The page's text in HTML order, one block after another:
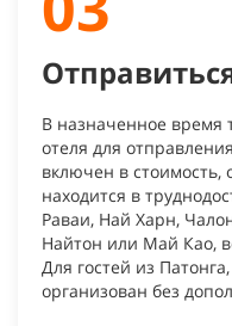
В назначенное время
отеля для
включен в стоимость,
находится в
Раваи, Най Харн,
Найтон или Май Као,
Для гостей из
организован без